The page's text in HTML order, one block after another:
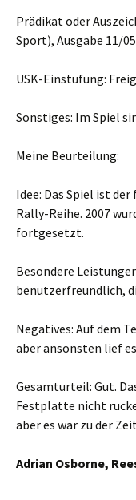
Prädikat oder
Sport), Ausgabe 11/05
USK-Einstufung:
Sonstiges: Im Spiel
Meine Beurteilung:
Idee: Das Spiel ist
Rally-Reihe. 2007
fortgesetzt.
Besondere
benutzerfreundlich,
Negatives: Auf dem
aber ansonsten lief
Gesamturteil: Gut.
Festplatte nicht
aber es war zu der
Adrian Osborne,